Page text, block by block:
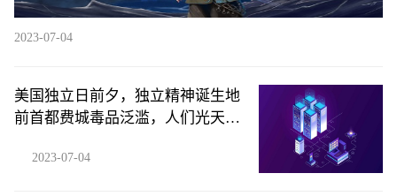
2023-07-04
美国独立日前夕，独立精神诞生地
前首都费城毒品泛滥，人们光天化
景如同人间地狱
2023-07-04